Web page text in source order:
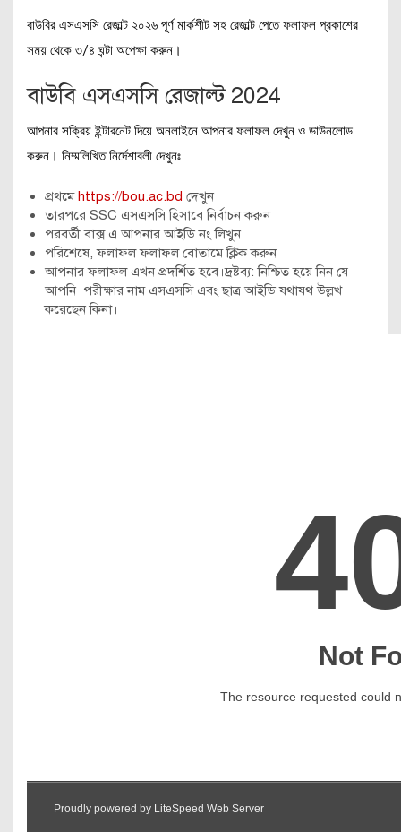
বাউবির এসএসসি রেজাল্ট ২০২৬ পূর্ণ মার্কশীট সহ রেজাল্ট পেতে ফলাফল প্রকাশের
সময় থেকে ৩/৪ ঘন্টা অপেক্ষা করুন।
বাউবি এসএসসি রেজাল্ট 2024
আপনার সক্রিয় ইন্টারনেট দিয়ে অনলাইনে আপনার ফলাফল দেখুন ও ডাউনলোড
করুন। নিম্মলিখিত নির্দেশাবলী দেখুনঃ
প্রথমেhttps://bou.ac.bd দেখুন
তারপরে SSC এসএসসি হিসাবে নির্বাচন করুন
পরবর্তী বাক্স এ আপনার আইডি নং লিখুন
পরিশেষে, ফলাফল ফলাফল বোতামে ক্লিক করুন
আপনার ফলাফল এখন প্রদর্শিত হবে।দ্রষ্টব্য: নিশ্চিত হয়ে নিন যে
আপনি পরীক্ষার নাম এসএসসি এবং ছাত্র আইডি যথাযথ উল্লখ
করেছেন কিনা।